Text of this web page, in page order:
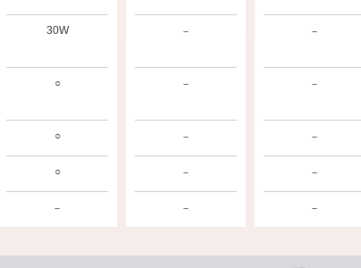
30W
○
○
○
－
－
－
－
－
－
－
－
－
－
－